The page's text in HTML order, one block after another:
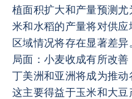
植面积扩大和产量预测
米和水稻的产量将对供
区域情况将存在显著差
局面：小麦收成有所改
丁美洲和亚洲将成为推动
这主要得益于玉米和大